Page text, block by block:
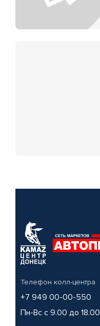
Телефон колл-центра
+7 949 00-00-550
Пн-Вс с 9.00 до 18.00